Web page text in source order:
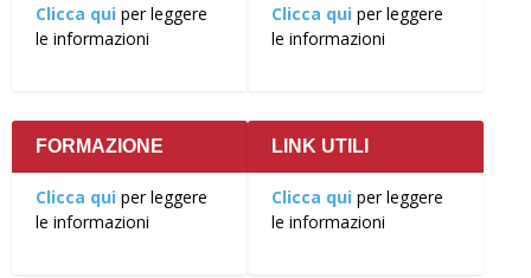
Clicca qui per leggere
le informazioni
Clicca qui per leggere
le informazioni
FORMAZIONE
Clicca qui per leggere
le informazioni
LINK UTILI
Clicca qui per leggere
le informazioni